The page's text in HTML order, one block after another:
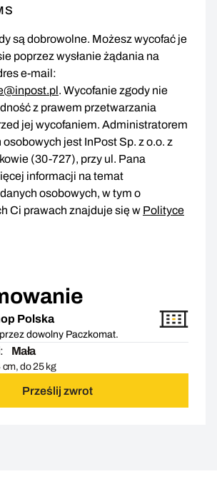
są dobrowolne. Możesz wycofać je
poprzez wysłanie żądania na
e-mail:
. Wycofanie zgody nie
z prawem przetwarzania
jej wycofaniem. Administratorem
jest InPost Sp. z o.o. z
(30-727), przy ul. Pana
informacji na temat
osobowych, w tym o
Ci prawach znajduje się w Polityce
Polska
dowolny Paczkomat.
Mała
cm, do 25 kg
Prześlij zwrot